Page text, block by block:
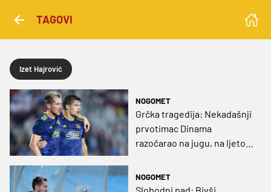
TAGOVI
Izet Hajrović
NOGOMET
Grčka tragedija: Nekadašnji
prvotimac Dinama
razočarao na jugu, na ljeto
NOGOMET